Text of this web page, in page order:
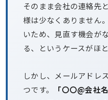
そのまま会社の連絡先
様は少なくありません
いため、見直す機会が
る、というケースがほ
しかし、メールアドレ
つです。
「〇〇@会社